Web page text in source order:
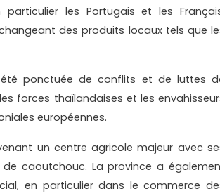
les Portugais et les
des produits locaux tels que
ponctuée de conflits et de luttes
forces thaïlandaises et les
européennes.
un centre agricole majeur avec
caoutchouc. La province a
en particulier dans le commerce